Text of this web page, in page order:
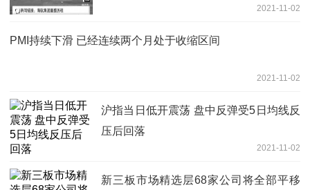
2021-11-02
PMI持续下滑 已经连续两个月处于收缩区间
2021-11-02
沪指当日低开震荡 盘中反弹受5日均线反
压后回落
2021-11-02
新三板市场精选层68家公司将全部平移